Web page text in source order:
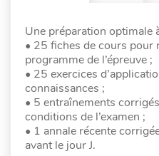
Une préparation optimale
• 25 fiches de cours pour
programme de l’épreuve ;
• 25 exercices
connaissances ;
• 5 entraînements
conditions de l’examen ;
• 1 annale récente
avant le jour J.